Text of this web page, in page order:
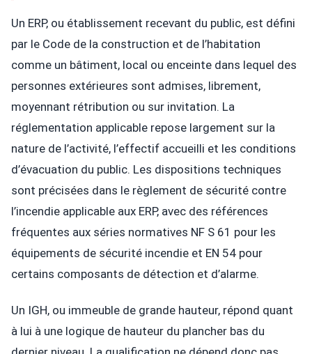
Un ERP, ou établissement recevant du public, est défini
par le Code de la construction et de l’habitation
comme un bâtiment, local ou enceinte dans lequel des
personnes extérieures sont admises, librement,
moyennant rétribution ou sur invitation. La
réglementation applicable repose largement sur la
nature de l’activité, l’effectif accueilli et les conditions
d’évacuation du public. Les dispositions techniques
sont précisées dans le règlement de sécurité contre
l’incendie applicable aux ERP, avec des références
fréquentes aux séries normatives NF S 61 pour les
équipements de sécurité incendie et EN 54 pour
certains composants de détection et d’alarme.
Un IGH, ou immeuble de grande hauteur, répond quant
à lui à une logique de hauteur du plancher bas du